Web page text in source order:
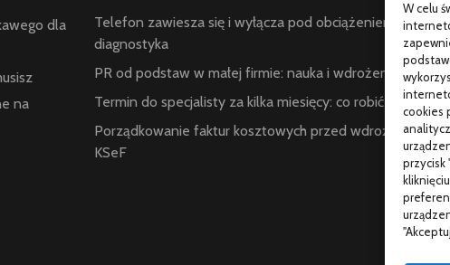
W celu
cookies
przycisk
dla
na
Telefon zawiesza się i wyłącza pod obciążeniem:
diagnostyka
PR od podstaw w małej firmie: nauka i wdrożenie
Termin do specjalisty za kilka miesięcy: co robić
Porządkowanie faktur kosztowych przed wdrożeniem
KSeF